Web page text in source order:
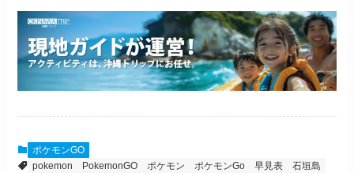
ポケモンGO
pokemon
PokemonGO ポケモン ポケモンGo 早見表 石垣島